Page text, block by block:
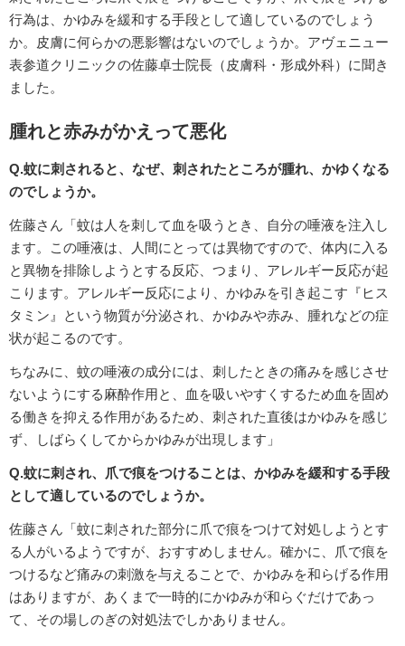
行為は、かゆみを緩和する手段として適しているのでしょう
か。皮膚に何らかの悪影響はないのでしょうか。アヴェニュー
表参道クリニックの佐藤卓士院長（皮膚科・形成外科）に聞き
ました。
腫れと赤みがかえって悪化
Q.蚊に刺されると、なぜ、刺されたところが腫れ、かゆくなる
のでしょうか。
佐藤さん「蚊は人を刺して血を吸うとき、自分の唾液を注入し
ます。この唾液は、人間にとっては異物ですので、体内に入る
と異物を排除しようとする反応、つまり、アレルギー反応が起
こります。アレルギー反応により、かゆみを引き起こす『ヒス
タミン』という物質が分泌され、かゆみや赤み、腫れなどの症
状が起こるのです。
ちなみに、蚊の唾液の成分には、刺したときの痛みを感じさせ
ないようにする麻酔作用と、血を吸いやすくするため血を固め
る働きを抑える作用があるため、刺された直後はかゆみを感じ
ず、しばらくしてからかゆみが出現します」
Q.蚊に刺され、爪で痕をつけることは、かゆみを緩和する手段
として適しているのでしょうか。
佐藤さん「蚊に刺された部分に爪で痕をつけて対処しようとす
る人がいるようですが、おすすめしません。確かに、爪で痕を
つけるなど痛みの刺激を与えることで、かゆみを和らげる作用
はありますが、あくまで一時的にかゆみが和らぐだけであっ
て、その場しのぎの対処法でしかありません。